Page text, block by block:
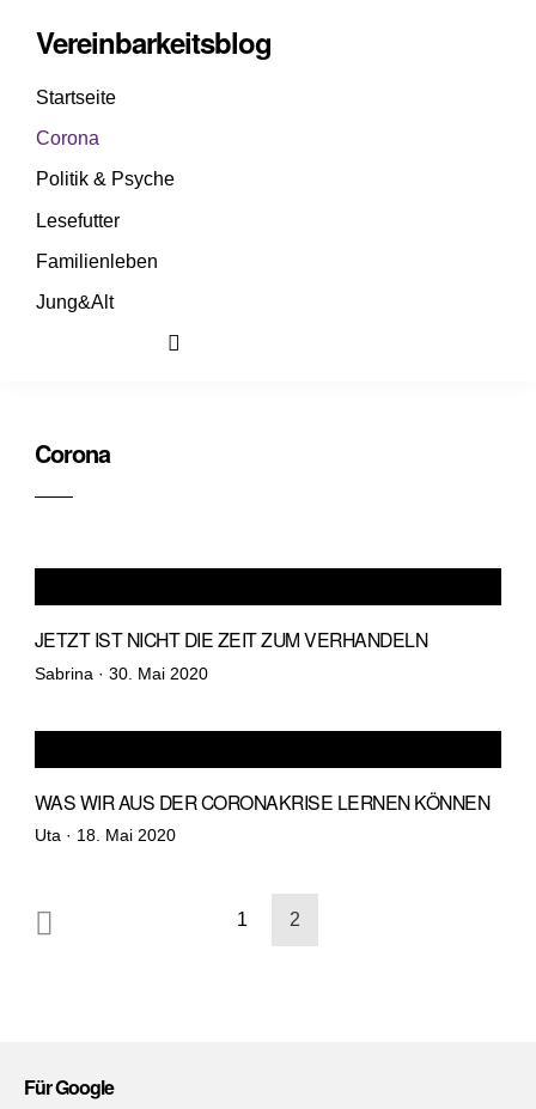
Vereinbarkeitsblog
Startseite
Corona
Politik & Psyche
Lesefutter
Familienleben
Jung&Alt
Corona
JETZT IST NICHT DIE ZEIT ZUM VERHANDELN
Sabrina · Veröffentlicht
30. Mai 2020
WAS WIR AUS DER CORONAKRISE LERNEN KÖNNEN
Uta · Veröffentlicht
18. Mai 2020
Seitennummerierung
der
1 2
Für Google